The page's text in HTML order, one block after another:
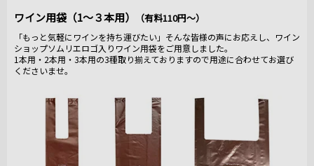
ワイン用袋（1～３本用） （有料110円～）
「もっと気軽にワインを持ち運びたい」そんな皆様の声にお応えし、ワイン
ショップソムリエロゴ入りワイン用袋をご用意しました。
1本用・2本用・3本用の3種取り揃えておりますので用途に合わせてお選び
くださいませ。